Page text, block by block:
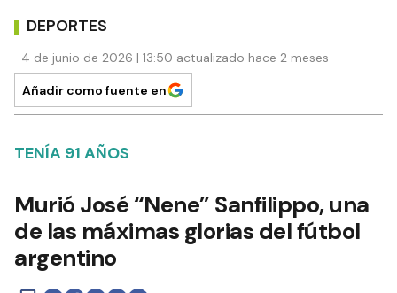
DEPORTES
4 de junio de 2026 | 13:50 actualizado hace 2 meses
Añadir como fuente en
TENÍA 91 AÑOS
Murió José “Nene” Sanfilippo, una
de las máximas glorias del fútbol
argentino